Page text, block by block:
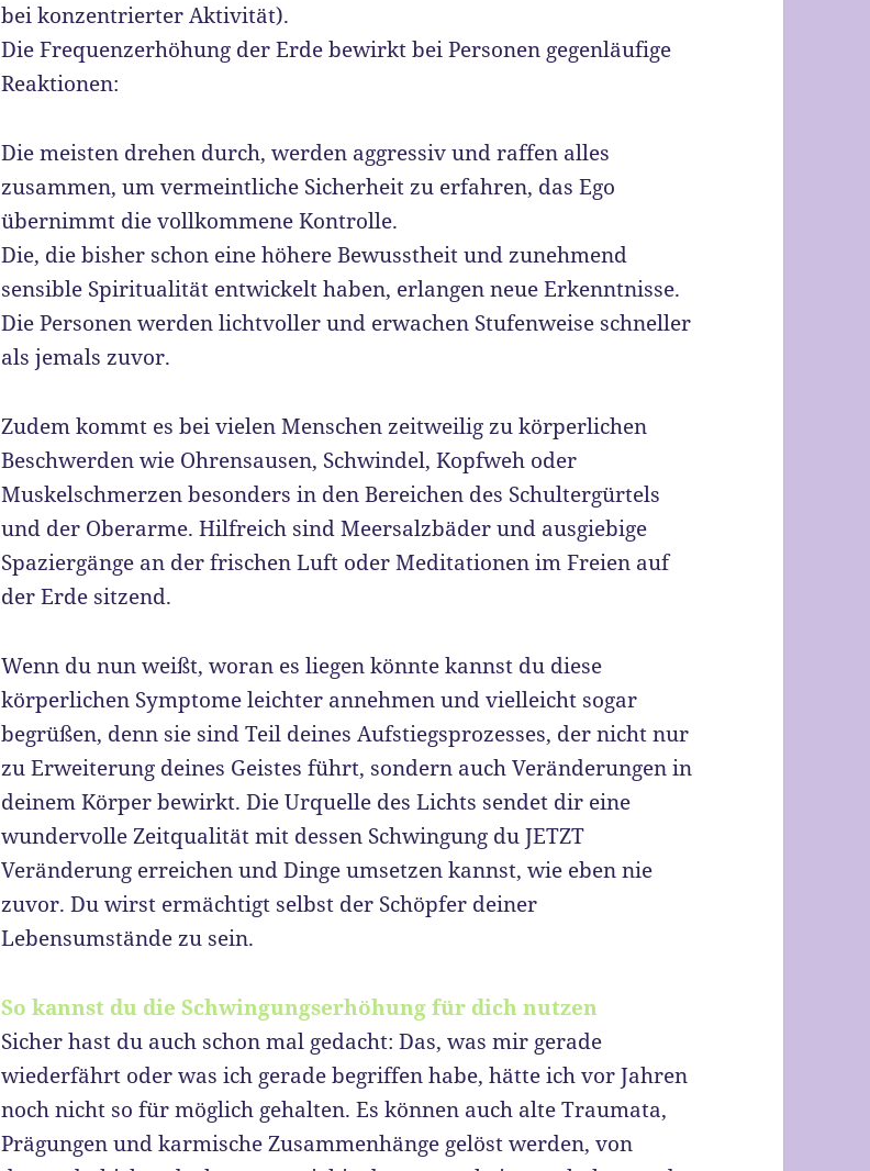
bei konzentrierter Aktivität).
Die Frequenzerhöhung der Erde bewirkt bei Personen gegenläufige
Reaktionen:
Die meisten drehen durch, werden aggressiv und raffen alles
zusammen, um vermeintliche Sicherheit zu erfahren, das Ego
übernimmt die vollkommene Kontrolle.
Die, die bisher schon eine höhere Bewusstheit und zunehmend
sensible Spiritualität entwickelt haben, erlangen neue Erkenntnisse.
Die Personen werden lichtvoller und erwachen Stufenweise schneller
als jemals zuvor.
Zudem kommt es bei vielen Menschen zeitweilig zu körperlichen
Beschwerden wie Ohrensausen, Schwindel, Kopfweh oder
Muskelschmerzen besonders in den Bereichen des Schultergürtels
und der Oberarme. Hilfreich sind Meersalzbäder und ausgiebige
Spaziergänge an der frischen Luft oder Meditationen im Freien auf
der Erde sitzend.
Wenn du nun weißt, woran es liegen könnte kannst du diese
körperlichen Symptome leichter annehmen und vielleicht sogar
begrüßen, denn sie sind Teil deines Aufstiegsprozesses, der nicht nur
zu Erweiterung deines Geistes führt, sondern auch Veränderungen in
deinem Körper bewirkt. Die Urquelle des Lichts sendet dir eine
wundervolle Zeitqualität mit dessen Schwingung du JETZT
Veränderung erreichen und Dinge umsetzen kannst, wie eben nie
zuvor. Du wirst ermächtigt selbst der Schöpfer deiner
Lebensumstände zu sein.
So kannst du die Schwingungserhöhung für dich nutzen
Sicher hast du auch schon mal gedacht: Das, was mir gerade
wiederfährt oder was ich gerade begriffen habe, hätte ich vor Jahren
noch nicht so für möglich gehalten. Es können auch alte Traumata,
Prägungen und karmische Zusammenhänge gelöst werden, von